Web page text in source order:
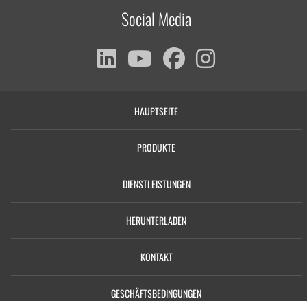
Social Media
HAUPTSEITE
PRODUKTE
DIENSTLEISTUNGEN
HERUNTERLADEN
KONTAKT
GESCHÄFTSBEDINGUNGEN